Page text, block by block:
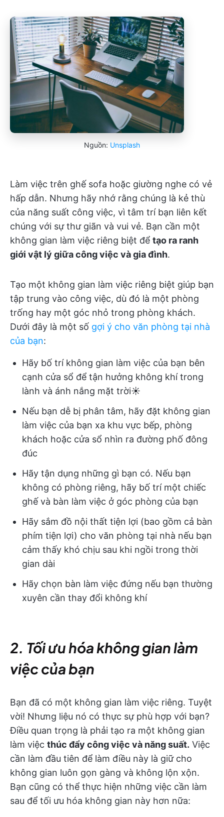
Nguồn: Unsplash
Làm việc trên ghế sofa hoặc giường nghe có vẻ
hấp dẫn. Nhưng hãy nhớ rằng chúng là kẻ thù
của năng suất công việc, vì tâm trí bạn liên kết
chúng với sự thư giãn và vui vẻ. Bạn cần một
không gian làm việc riêng biệt để tạo ra ranh
giới vật lý giữa công việc và gia đình.
Tạo một không gian làm việc riêng biệt giúp bạn
tập trung vào công việc, dù đó là một phòng
trống hay một góc nhỏ trong phòng khách.
Dưới đây là một số gợi ý cho văn phòng tại nhà
của bạn:
Hãy bố trí không gian làm việc của bạn bên
cạnh cửa sổ để tận hưởng không khí trong
lành và ánh nắng mặt trời☀️
Nếu bạn dễ bị phân tâm, hãy đặt không gian
làm việc của bạn xa khu vực bếp, phòng
khách hoặc cửa sổ nhìn ra đường phố đông
đúc
Hãy tận dụng những gì bạn có. Nếu bạn
không có phòng riêng, hãy bố trí một chiếc
ghế và bàn làm việc ở góc phòng của bạn
Hãy sắm đồ nội thất tiện lợi (bao gồm cả bàn
phím tiện lợi) cho văn phòng tại nhà nếu bạn
cảm thấy khó chịu sau khi ngồi trong thời
gian dài
Hãy chọn bàn làm việc đứng nếu bạn thường
xuyên cần thay đổi không khí
2. Tối ưu hóa không gian làm
việc của bạn
Bạn đã có một không gian làm việc riêng. Tuyệt
vời! Nhưng liệu nó có thực sự phù hợp với bạn?
Điều quan trọng là phải tạo ra một không gian
làm việc thúc đẩy công việc và năng suất. Việc
cần làm đầu tiên để làm điều này là giữ cho
không gian luôn gọn gàng và không lộn xộn.
Bạn cũng có thể thực hiện những việc cần làm
sau để tối ưu hóa không gian này hơn nữa: